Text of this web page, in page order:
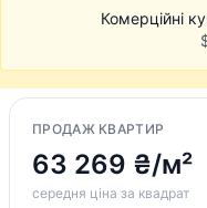
Комерційні
ПРОДАЖ КВАРТИР
63 269 ₴/м²
середня ціна за квадрат